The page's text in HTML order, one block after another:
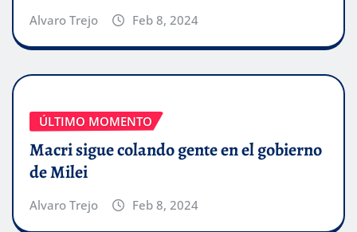
Alvaro Trejo Feb 8, 2024
ÚLTIMO MOMENTO
Macri sigue colando gente en el gobierno
de Milei
Alvaro Trejo Feb 8, 2024